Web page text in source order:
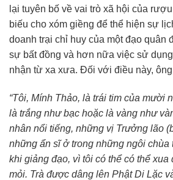
lại tuyên bố về vai trò xã hội của
biếu cho xóm giềng để thể hiện sự
doanh trại chỉ huy của một đạo quân
sự bất đồng và hơn nữa việc sử dụng
nhận từ xa xưa. Đối với điều này, ông
“Tôi, Mính Thảo, là trái tim của mười
là trắng như bạc hoặc là vàng như
nhân nổi tiếng, những vị Trưởng lão
những ẩn sĩở trong những ngôi chùa
khi giảng đạo, vì tôi có thể có thể xua
mỏi. Trà được dâng lên Phật Di Lặc